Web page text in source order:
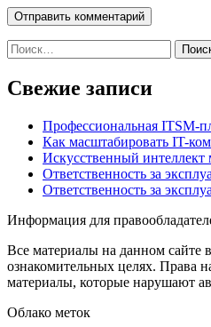
Найти:
Свежие записи
Профессиональная ITSM-
Как масштабировать IT-
Искусственный интеллект
Ответственность за
Ответственность за
Информация для
Все материалы на данном сайте
ознакомительных целях. Права
материалы, которые нарушают
Облако меток